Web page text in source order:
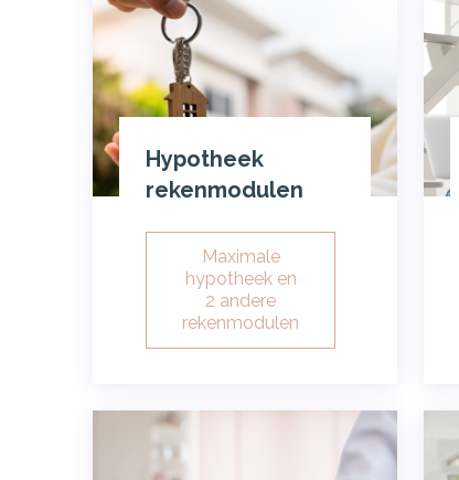
Hypotheek
rekenmodulen
Maximale
hypotheek en
2 andere
rekenmodulen